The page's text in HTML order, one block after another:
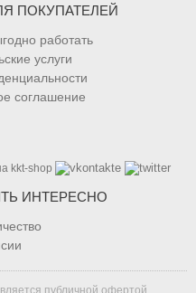
ПОКУПАТЕЛЕЙ
работать
услуги
соглашение
ИНТЕРЕСНО
публичной офертой.